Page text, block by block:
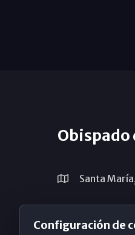
Obispado
Santa
Configuración de